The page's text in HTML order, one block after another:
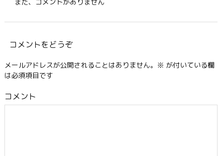
まだ、コメントがありません
コメントをどうぞ
メールアドレスが公開されることはありません。 ※ が付いている欄
は必須項目です
コメント